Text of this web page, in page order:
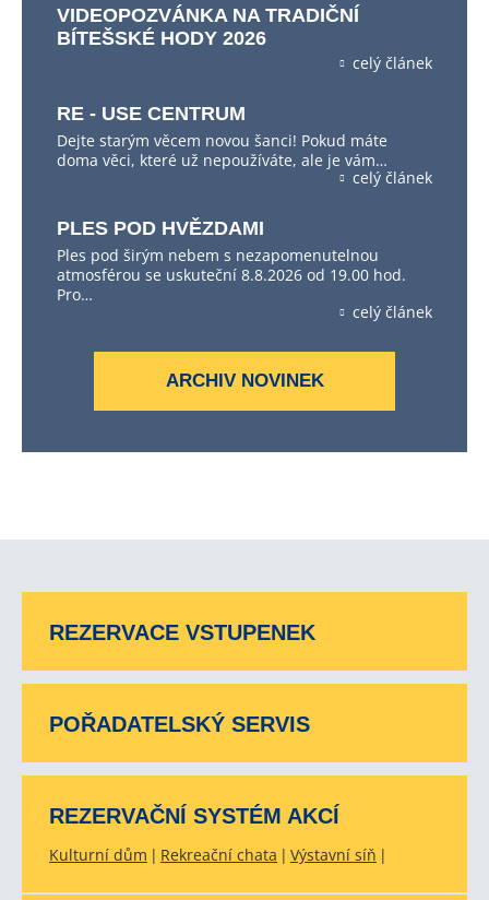
VIDEOPOZVÁNKA NA TRADIČNÍ
BÍTEŠSKÉ HODY 2026
celý článek
RE - USE CENTRUM
Dejte starým věcem novou šanci! Pokud máte
doma věci, které už nepoužíváte, ale je vám…
celý článek
PLES POD HVĚZDAMI
Ples pod širým nebem s nezapomenutelnou
atmosférou se uskuteční 8.8.2026 od 19.00 hod.
Pro…
celý článek
ARCHIV NOVINEK
REZERVACE VSTUPENEK
POŘADATELSKÝ SERVIS
REZERVAČNÍ SYSTÉM AKCÍ
Kulturní dům Rekreační chata Výstavní síň